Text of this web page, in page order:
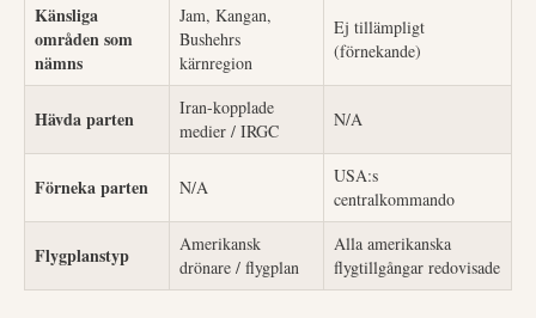
Känsliga
områden som
nämns
Jam, Kangan,
Bushehrs
kärnregion
Ej tillämpligt
(förnekande)
Hävda parten
Iran-kopplade
medier / IRGC
N/A
Förneka parten N/A
USA:s
centralkommando
Flygplanstyp
Amerikansk
drönare / flygplan
Alla amerikanska
flygtillgångar redovisade